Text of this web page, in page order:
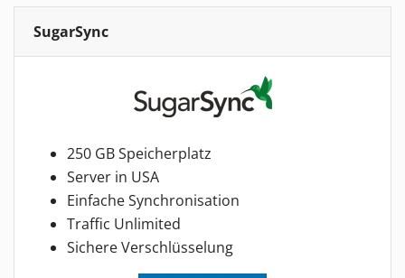
SugarSync
250 GB Speicherplatz
Server in USA
Einfache Synchronisation
Traffic Unlimited
Sichere Verschlüsselung